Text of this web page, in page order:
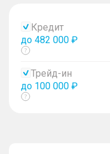
Кредит
до 482 000 ₽
Показать
Трейд-ин
до 100 000 ₽
Показать